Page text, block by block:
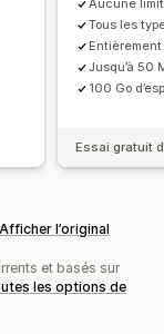
Aucune
Tous les
Jusqu’à 50
100 Go
Essai gratuit
Afficher l’original
et basés sur
les options de